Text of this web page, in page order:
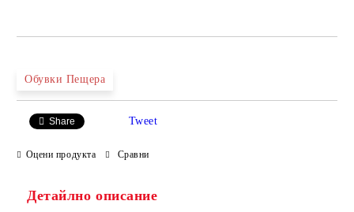
Обувки Пещера
Share Tweet
Оцени продукта Сравни
Детайлно описание